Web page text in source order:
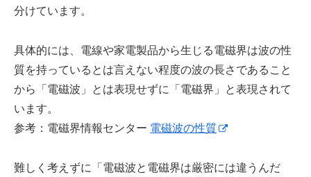
分けています。
具体的には、電線や家電製品から生じる電磁界は波の性
質を持っているとは言えない程度の波の長さであること
から「電磁波」とは表現せずに「電磁界」と表現されて
います。
参考：電磁界情報センター 電磁波の性質
難しく考えずに「電磁波と電磁界は厳密には違うんだ